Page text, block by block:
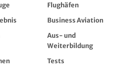
Flughäfen
Business Aviation
Aus- und
Weiterbildung
Tests